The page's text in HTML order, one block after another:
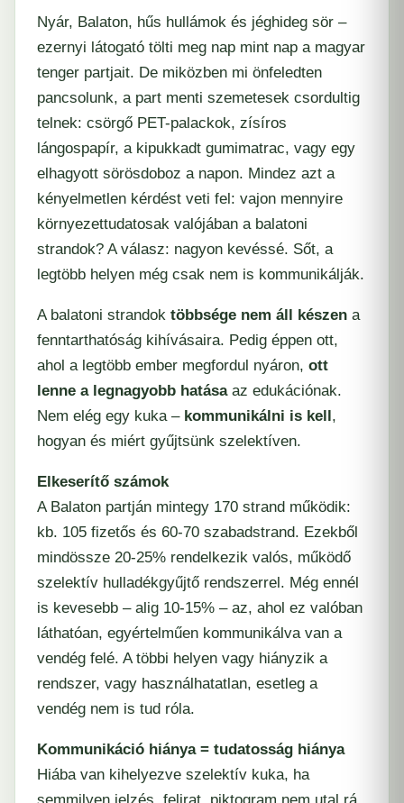
Nyár, Balaton, hűs hullámok és jéghideg sör –
ezernyi látogató tölti meg nap mint nap a magyar
tenger partjait. De miközben mi önfeledten
pancsolunk, a part menti szemetesek csordultig
telnek: csörgő PET-palackok, zísíros
lángospapír, a kipukkadt gumimatrac, vagy egy
elhagyott sörösdoboz a napon. Mindez azt a
kényelmetlen kérdést veti fel: vajon mennyire
környezettudatosak valójában a balatoni
strandok? A válasz: nagyon kevéssé. Sőt, a
legtöbb helyen még csak nem is kommunikálják.
A balatoni strandok többsége nem áll készen a
fenntarthatóság kihívásaira. Pedig éppen ott,
ahol a legtöbb ember megfordul nyáron, ott
lenne a legnagyobb hatásaaz edukációnak.
Nem elég egy kuka – kommunikálni is kell ,
hogyan és miért gyűjtsünk szelektíven.
Elkeserítő számok
A Balaton partján mintegy 170 strand működik:
kb. 105 fizetős és 60-70 szabadstrand. Ezekből
mindössze 20-25% rendelkezik valós, működő
szelektív hulladékgyűjtő rendszerrel. Még ennél
is kevesebb – alig 10-15% – az, ahol ez valóban
láthatóan, egyértelműen kommunikálva van a
vendég felé. A többi helyen vagy hiányzik a
rendszer, vagy használhatatlan, esetleg a
vendég nem is tud róla.
Kommunikáció hiánya = tudatosság hiánya
Hiába van kihelyezve szelektív kuka, ha